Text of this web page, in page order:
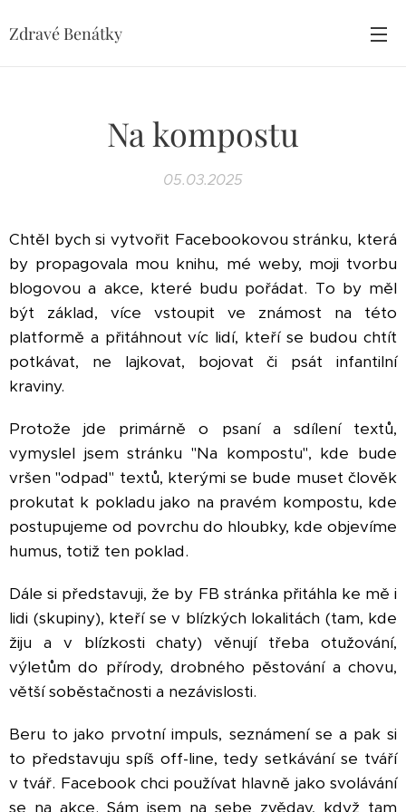
Zdravé Benátky
Na kompostu
05.03.2025
Chtěl bych si vytvořit Facebookovou stránku, která
by propagovala mou knihu, mé weby, moji tvorbu
blogovou a akce, které budu pořádat. To by měl
být základ, více vstoupit ve známost na této
platformě a přitáhnout víc lidí, kteří se budou chtít
potkávat, ne lajkovat, bojovat či psát infantilní
kraviny.
Protože jde primárně o psaní a sdílení textů,
vymyslel jsem stránku "Na kompostu", kde bude
vršen "odpad" textů, kterými se bude muset člověk
prokutat k pokladu jako na pravém kompostu, kde
postupujeme od povrchu do hloubky, kde objevíme
humus, totiž ten poklad.
Dále si představuji, že by FB stránka přitáhla ke mě i
lidi (skupiny), kteří se v blízkých lokalitách (tam, kde
žiju a v blízkosti chaty) věnují třeba otužování,
výletům do přírody, drobného pěstování a chovu,
větší soběstačnosti a nezávislosti.
Beru to jako prvotní impuls, seznámení se a pak si
to představuju spíš off-line, tedy setkávání se tváří
v tvář. Facebook chci používat hlavně jako svolávání
se na akce. Sám jsem na sebe zvědav, když tam